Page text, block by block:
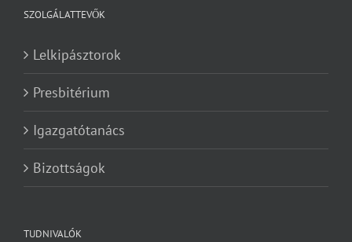
SZOLGÁLATTEVŐK
Lelkipásztorok
Presbitérium
Igazgatótanács
Bizottságok
TUDNIVALÓK